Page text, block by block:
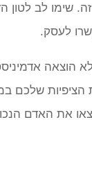
זה. שימו לב
לעסק.
הוצאה
שלכם
את האדם